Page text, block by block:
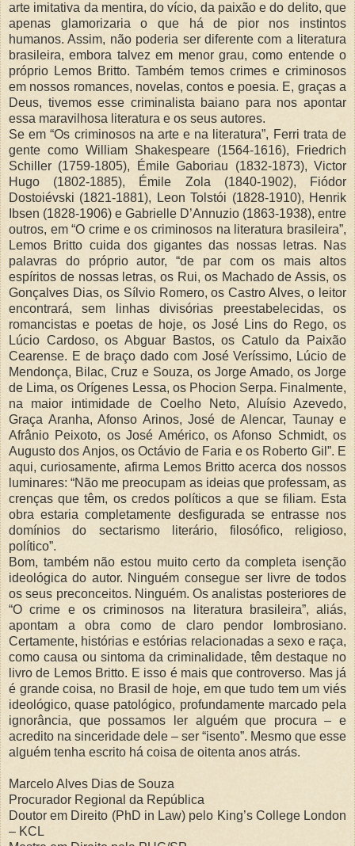
arte imitativa da mentira, do vício, da paixão e do delito, que
apenas glamorizaria o que há de pior nos instintos
humanos. Assim, não poderia ser diferente com a literatura
brasileira, embora talvez em menor grau, como entende o
próprio Lemos Britto. Também temos crimes e criminosos
em nossos romances, novelas, contos e poesia. E, graças a
Deus, tivemos esse criminalista baiano para nos apontar
essa maravilhosa literatura e os seus autores.
Se em “Os criminosos na arte e na literatura”, Ferri trata de
gente como William Shakespeare (1564-1616), Friedrich
Schiller (1759-1805), Émile Gaboriau (1832-1873), Victor
Hugo (1802-1885), Émile Zola (1840-1902), Fiódor
Dostoiévski (1821-1881), Leon Tolstói (1828-1910), Henrik
Ibsen (1828-1906) e Gabrielle D’Annuzio (1863-1938), entre
outros, em “O crime e os criminosos na literatura brasileira”,
Lemos Britto cuida dos gigantes das nossas letras. Nas
palavras do próprio autor, “de par com os mais altos
espíritos de nossas letras, os Rui, os Machado de Assis, os
Gonçalves Dias, os Sílvio Romero, os Castro Alves, o leitor
encontrará, sem linhas divisórias preestabelecidas, os
romancistas e poetas de hoje, os José Lins do Rego, os
Lúcio Cardoso, os Abguar Bastos, os Catulo da Paixão
Cearense. E de braço dado com José Veríssimo, Lúcio de
Mendonça, Bilac, Cruz e Souza, os Jorge Amado, os Jorge
de Lima, os Orígenes Lessa, os Phocion Serpa. Finalmente,
na maior intimidade de Coelho Neto, Aluísio Azevedo,
Graça Aranha, Afonso Arinos, José de Alencar, Taunay e
Afrânio Peixoto, os José Américo, os Afonso Schmidt, os
Augusto dos Anjos, os Octávio de Faria e os Roberto Gil”. E
aqui, curiosamente, afirma Lemos Britto acerca dos nossos
luminares: “Não me preocupam as ideias que professam, as
crenças que têm, os credos políticos a que se filiam. Esta
obra estaria completamente desfigurada se entrasse nos
domínios do sectarismo literário, filosófico, religioso,
político”.
Bom, também não estou muito certo da completa isenção
ideológica do autor. Ninguém consegue ser livre de todos
os seus preconceitos. Ninguém. Os analistas posteriores de
“O crime e os criminosos na literatura brasileira”, aliás,
apontam a obra como de claro pendor lombrosiano.
Certamente, histórias e estórias relacionadas a sexo e raça,
como causa ou sintoma da criminalidade, têm destaque no
livro de Lemos Britto. E isso é mais que controverso. Mas já
é grande coisa, no Brasil de hoje, em que tudo tem um viés
ideológico, quase patológico, profundamente marcado pela
ignorância, que possamos ler alguém que procura – e
acredito na sinceridade dele – ser “isento”. Mesmo que esse
alguém tenha escrito há coisa de oitenta anos atrás.
Marcelo Alves Dias de Souza
Procurador Regional da República
Doutor em Direito (PhD in Law) pelo King’s College London
– KCL